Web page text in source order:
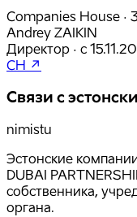
Companies House ·
Andrey ZAIKIN
Директор · с
CH ↗
Связи с
nimistu
Эстонские
DUBAI
собственника,
органа.